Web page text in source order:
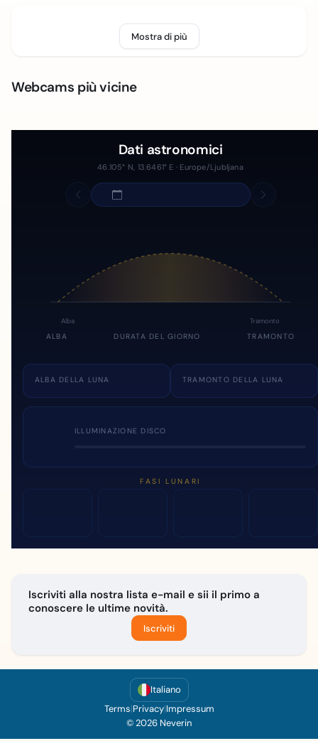
Mostra di più
Webcams più vicine
Dati astronomici
46.105° N, 13.6461° E · Europe/Ljubljana
Alba Tramonto
ALBA DURATA DEL GIORNO TRAMONTO
ALBA DELLA LUNA TRAMONTO DELLA LUNA
ILLUMINAZIONE DISCO
FASI LUNARI
Iscriviti alla nostra lista e-mail e sii il primo a
conoscere le ultime novità.
Iscriviti
Italiano
Terms|Privacy|Impressum
© 2026 Neverin